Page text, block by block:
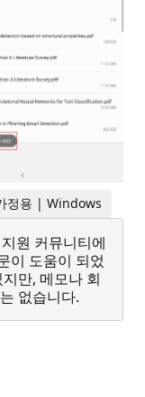
정용 | Windows
원 커뮤니티에
이 도움이 되었
만, 메모나 회
없습니다.